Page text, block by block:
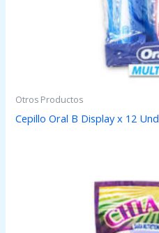
Otros Productos
Cepillo Oral B Display x 12 Und